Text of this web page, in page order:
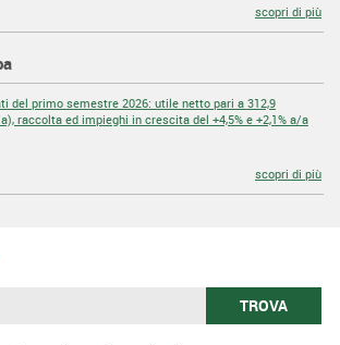
scopri di più
del primo semestre 2026: utile netto pari a 312,9
raccolta ed impieghi in crescita del +4,5% e +2,1% a/a
scopri di più
TROVA